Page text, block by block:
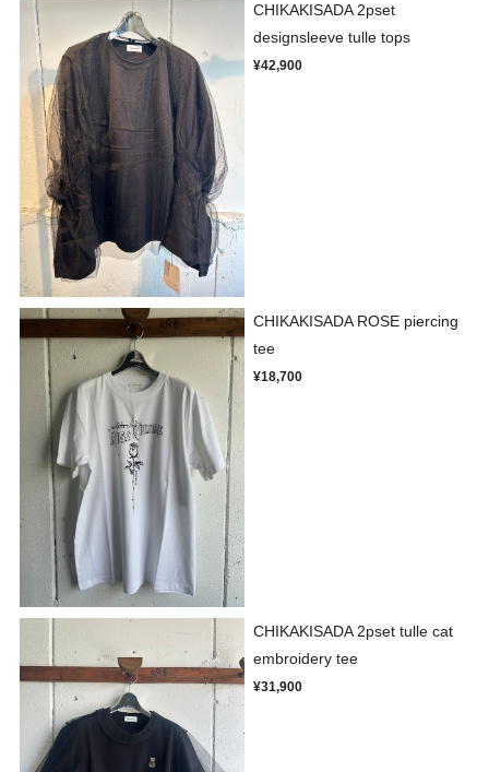
CHIKAKISADA 2pset
designsleeve tulle tops
¥42,900
CHIKAKISADA ROSE piercing
tee
¥18,700
CHIKAKISADA 2pset tulle cat
embroidery tee
¥31,900